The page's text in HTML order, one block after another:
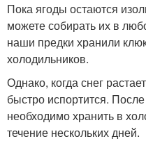
Пока ягоды остаются
можете собирать их в
наши предки хранили
холодильников.
Однако, когда снег
быстро испортится.
необходимо хранить в
течение нескольких дней.